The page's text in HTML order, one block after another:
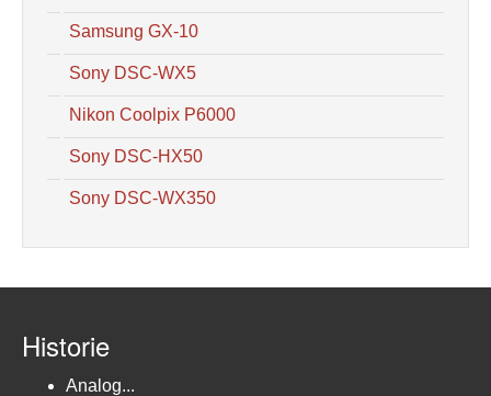
Samsung GX-10
Sony DSC-WX5
Nikon Coolpix P6000
Sony DSC-HX50
Sony DSC-WX350
Historie
Analog...